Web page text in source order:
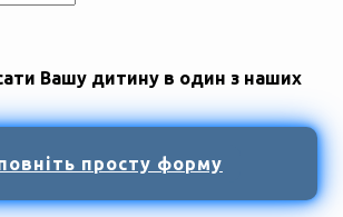
Вашу дитину в один з наших
просту форму